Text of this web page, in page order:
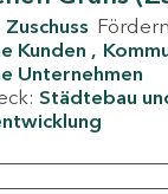
Zuschuss
Kunden
Unternehmen
Städtebau